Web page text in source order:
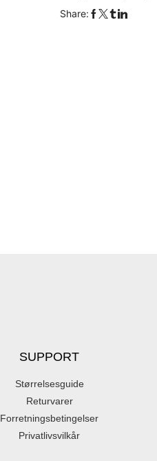
Share:
SUPPORT
Størrelsesguide
Returvarer
Forretningsbetingelser
Privatlivsvilkår